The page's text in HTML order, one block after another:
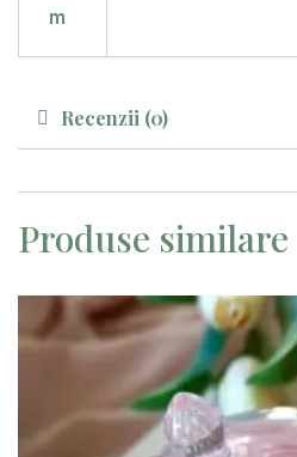
m
Recenzii (0)
Produse similare